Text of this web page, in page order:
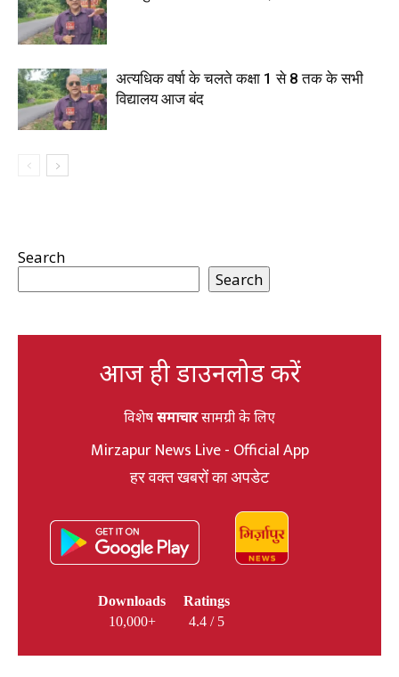
अत्यधिक वर्षा के चलते कक्षा 1 से 8 तक के सभी
विद्यालय आज बंद
Search
Search
आज ही डाउनलोड करें
विशेषसमाचारसामग्री के लिए
Mirzapur News Live - Official App
हर वक्त खबरों का अपडेट
Downloads
10,000+
Ratings
4.4 / 5